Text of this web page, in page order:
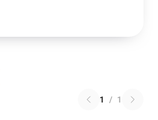
1 / 1